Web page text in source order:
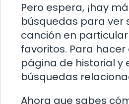
Pero espera, ¡hay
búsquedas para ver
canción en
favoritos. Para
página de historial y
búsquedas
Ahora que sabes